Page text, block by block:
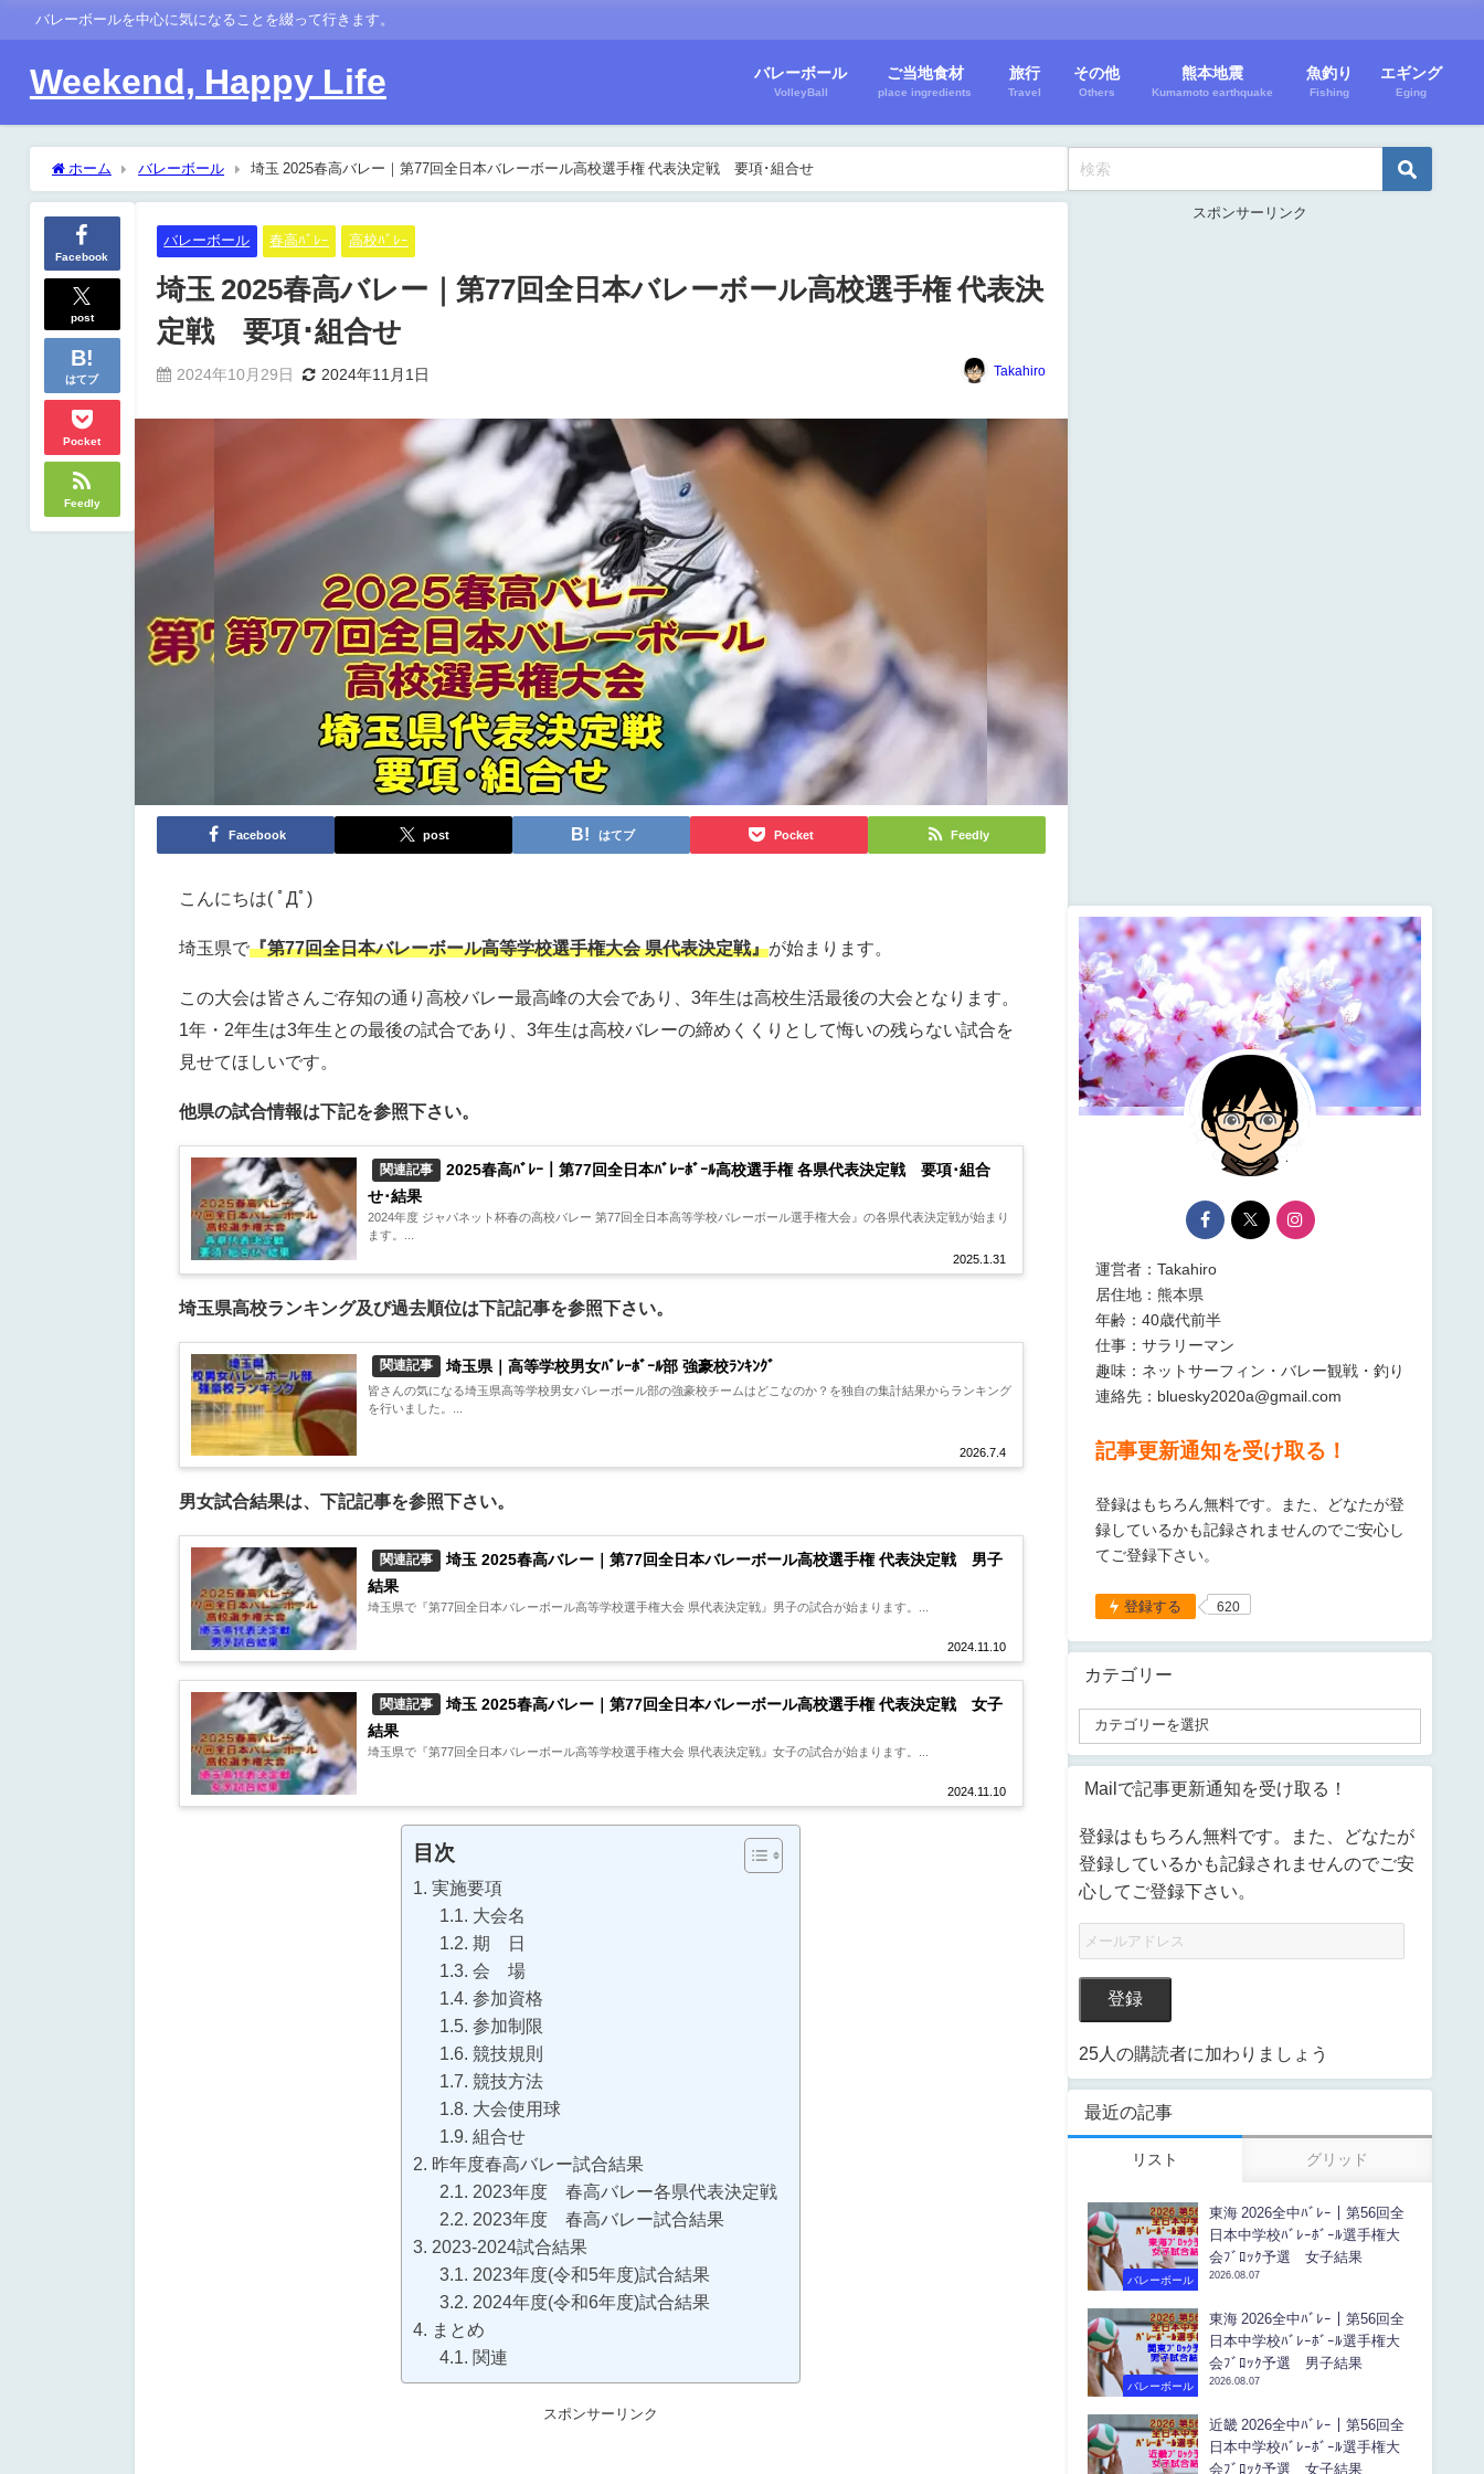
バレーボールを中心に気になることを綴って行きます。
Weekend, Happy Life バレーボール
VolleyBall
ご当地食材
place ingredients
旅行
Travel
その他
Others
熊本地震
Kumamoto earthquake
魚釣り
Fishing
エギング
Eging
ホーム バレーボール 埼玉 2025春高バレー｜第77回全日本バレーボール高校選手権 代表決定戦 要項･組合せ
Facebook
post
はてブ
Pocket
Feedly
バレーボール 春高ﾊﾞﾚｰ 高校ﾊﾞﾚｰ
埼玉 2025春高バレー｜第77回全日本バレーボール高校選手権 代表決
定戦 要項･組合せ
2024年10月29日 2024年11月1日 Takahiro
Facebook post はてブ Pocket Feedly
こんにちは( ﾟДﾟ)
埼玉県で『第77回全日本バレーボール高等学校選手権大会 県代表決定戦』が始まります。
この大会は皆さんご存知の通り高校バレー最高峰の大会であり、3年生は高校生活最後の大会となります。
1年・2年生は3年生との最後の試合であり、3年生は高校バレーの締めくくりとして悔いの残らない試合を
見せてほしいです。
他県の試合情報は下記を参照下さい。
関連記事
2025春高ﾊﾞﾚｰ｜第77回全日本ﾊﾞﾚｰﾎﾞｰﾙ高校選手権 各県代表決定戦 要項･組合
せ･結果
2025.1.31
2024年度 ジャパネット杯春の高校バレー 第77回全日本高等学校バレーボール選手権大会』の各県代表決定戦が始まり
ます。...
埼玉県高校ランキング及び過去順位は下記記事を参照下さい。
関連記事 埼玉県｜高等学校男女ﾊﾞﾚｰﾎﾞｰﾙ部 強豪校ﾗﾝｷﾝｸﾞ
2026.7.4
皆さんの気になる埼玉県高等学校男女バレーボール部の強豪校チームはどこなのか？を独自の集計結果からランキング
を行いました。...
男女試合結果は、下記記事を参照下さい。
関連記事
埼玉 2025春高バレー｜第77回全日本バレーボール高校選手権 代表決定戦 男子
結果
2024.11.10
埼玉県で『第77回全日本バレーボール高等学校選手権大会 県代表決定戦』男子の試合が始まります。...
関連記事
埼玉 2025春高バレー｜第77回全日本バレーボール高校選手権 代表決定戦 女子
結果
2024.11.10
埼玉県で『第77回全日本バレーボール高等学校選手権大会 県代表決定戦』女子の試合が始まります。...
目次
実施要項
大会名
期 日
会 場
参加資格
参加制限
競技規則
競技方法
大会使用球
組合せ
昨年度春高バレー試合結果
2023年度 春高バレー各県代表決定戦
2023年度 春高バレー試合結果
2023-2024試合結果
2023年度(令和5年度)試合結果
2024年度(令和6年度)試合結果
まとめ
関連
スポンサーリンク
スポンサーリンク
運営者：Takahiro
居住地：熊本県
年齢：40歳代前半
仕事：サラリーマン
趣味：ネットサーフィン・バレー観戦・釣り
連絡先：bluesky2020a@gmail.com
記事更新通知を受け取る！
登録はもちろん無料です。また、どなたが登
録しているかも記録されませんのでご安心し
てご登録下さい。
登録する 620
カテゴリー
Mailで記事更新通知を受け取る！
登録はもちろん無料です。また、どなたが
登録しているかも記録されませんのでご安
心してご登録下さい。
登録
25人の購読者に加わりましょう
最近の記事
リスト グリッド
バレーボール
東海 2026全中ﾊﾞﾚｰ｜第56回全
日本中学校ﾊﾞﾚｰﾎﾞｰﾙ選手権大
会ﾌﾞﾛｯｸ予選 女子結果
2026.08.07
バレーボール
東海 2026全中ﾊﾞﾚｰ｜第56回全
日本中学校ﾊﾞﾚｰﾎﾞｰﾙ選手権大
会ﾌﾞﾛｯｸ予選 男子結果
2026.08.07
近畿 2026全中ﾊﾞﾚｰ｜第56回全
日本中学校ﾊﾞﾚｰﾎﾞｰﾙ選手権大
会ﾌﾞﾛｯｸ予選 女子結果